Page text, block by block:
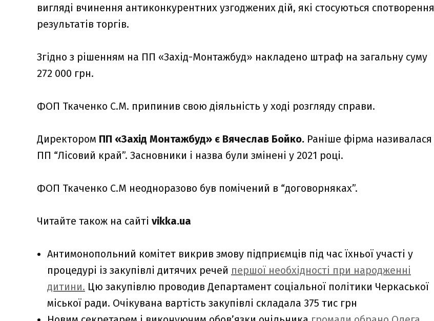
вигляді вчинення антиконкурентних узгоджених дій, які стосуються спотворення
результатів торгів.
Згідно з рішенням на ПП «Захід-Монтажбуд» накладено штраф на загальну суму
272 000 грн.
ФОП Ткаченко С.М. припинив свою діяльність у ході розгляду справи.
Директором ПП «Захід Монтажбуд» є Вячеслав Бойко. Раніше фірма називалася
ПП “Лісовий край”. Засновники і назва були змінені у 2021 році.
ФОП Ткаченко С.М неодноразово був помічений в “договорняках”.
Читайте також на сайті vikka.ua
Антимонопольний комітет викрив змову підприємців під час їхньої участі у
процедурі із закупівлі дитячих речей першої необхідності при народженні
дитини. Цю закупівлю проводив Департамент соціальної політики Черкаської
міської ради. Очікувана вартість закупівлі складала 375 тис грн